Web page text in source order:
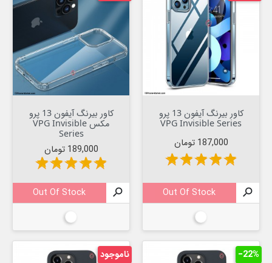
کاور بیرنگ آیفون 13 پرو
VPG Invisible Series
قیمت
187,000 تومان
star
star
star
star
star

Out Of Stock
بیرنگ
کاور بیرنگ آیفون 13 پرو
مکس VPG Invisible
Series
قیمت
189,000 تومان
star
star
star
star
star

Out Of Stock
بیرنگ
‎−22% ناموجود